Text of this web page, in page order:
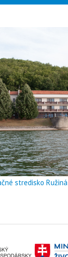
stredisko Ružiná